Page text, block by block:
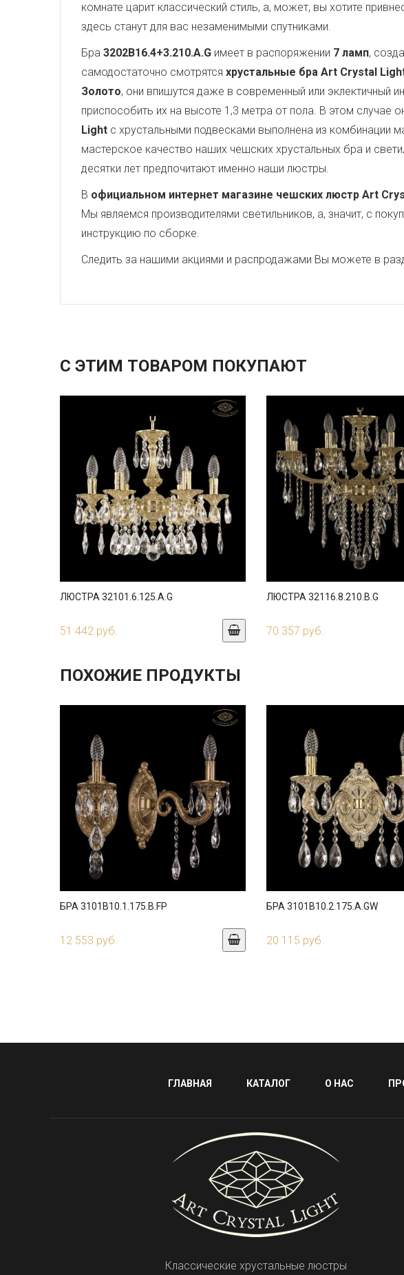
комнате царит классический стиль, а, может, вы хотите
здесь станут для вас незаменимыми спутниками.
Бра 3202B16.4+3.210.A.G имеет в распоряжении 7 ламп,
самодостаточно смотрятся хрустальные бра Art Crystal
Золото, они впишутся даже в современный или эклектичный
приспособить их на высоте 1,3 метра от пола. В этом случае
Light с хрустальными подвесками выполнена из комбинации
мастерское качество наших чешских хрустальных бра и
десятки лет предпочитают именно наши люстры.
В официальном интернет магазине чешских люстр Art
Мы являемся производителями светильников, а, значит, с
инструкцию по сборке.
Следить за нашими акциями и распродажами Вы можете в
С ЭТИМ ТОВАРОМ ПОКУПАЮТ
ЛЮСТРА 32101.6.125.A.G
51 442 руб.
ЛЮСТРА 32116.8.210.B.G
70 357 руб.
ПОХОЖИЕ ПРОДУКТЫ
БРА 3101B10.1.175.B.FP
12 553 руб.
БРА 3101B10.2.175.A.GW
20 115 руб.
ГЛАВНАЯ КАТАЛОГ О НАС
Классические хрустальные люстры